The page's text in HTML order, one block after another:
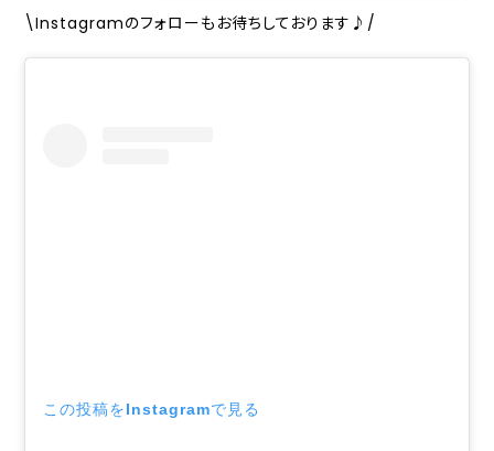
\Instagramのフォローもお待ちしております♪/
この投稿をInstagramで見る